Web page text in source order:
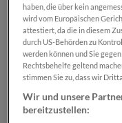
Das Produkt is
Inhaber:innen
Zum Merkzettel
haben, die über kein
wird vom Europäischen
attestiert, da die in diesem
durch US-Behörden zu
werden können und Sie
Rechtsbehelfe geltend
stimmen Sie zu, dass wir
Wir und unsere
bereitzustellen: